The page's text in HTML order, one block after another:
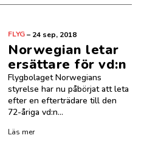
FLYG– 24 sep, 2018
Norwegian letar
ersättare för vd:n
Flygbolaget Norwegians
styrelse har nu påbörjat att leta
efter en efterträdare till den
72-åriga vd:n...
Läs mer